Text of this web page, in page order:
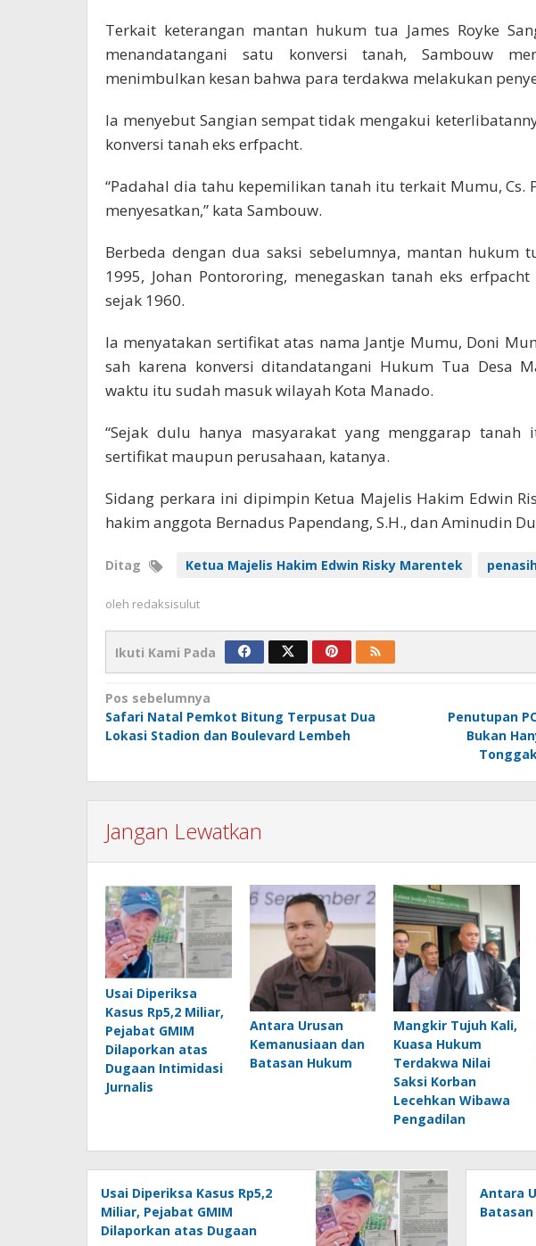
Terkait keterangan mantan hukum tua James Royke
menandatangani satu konversi tanah, Sambouw
menimbulkan kesan bahwa para terdakwa melakukan
Ia menyebut Sangian sempat tidak mengakui
konversi tanah eks erfpacht.
“Padahal dia tahu kepemilikan tanah itu terkait Mumu, Cs.
menyesatkan,” kata Sambouw.
Berbeda dengan dua saksi sebelumnya, mantan hukum
1995, Johan Pontororing, menegaskan tanah eks
sejak 1960.
Ia menyatakan sertifikat atas nama Jantje Mumu, Doni
sah karena konversi ditandatangani Hukum Tua Desa
waktu itu sudah masuk wilayah Kota Manado.
“Sejak dulu hanya masyarakat yang menggarap tanah
sertifikat maupun perusahaan, katanya.
Sidang perkara ini dipimpin Ketua Majelis Hakim Edwin
hakim anggota Bernadus Papendang, S.H., dan Aminudin
Ditag Ketua Majelis Hakim Edwin Risky Marentek
oleh redaksisulut
Ikuti Kami Pada
Navigasi
pos
Pos sebelumnya
Safari Natal Pemkot Bitung Terpusat Dua
Lokasi Stadion dan Boulevard Lembeh
Penutupan
Bukan
Jangan Lewatkan
Usai Diperiksa
Kasus Rp5,2 Miliar,
Pejabat GMIM
Dilaporkan atas
Dugaan Intimidasi
Jurnalis
Antara Urusan
Kemanusiaan dan
Batasan Hukum
Mangkir Tujuh Kali,
Kuasa Hukum
Terdakwa Nilai
Saksi Korban
Lecehkan Wibawa
Pengadilan
Usai Diperiksa Kasus Rp5,2
Miliar, Pejabat GMIM
Dilaporkan atas Dugaan
Antara